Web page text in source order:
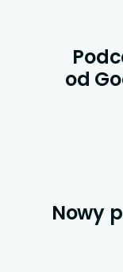
od
Nowy